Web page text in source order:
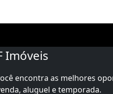
Imóveis
encontra as melhores
aluguel e temporada.